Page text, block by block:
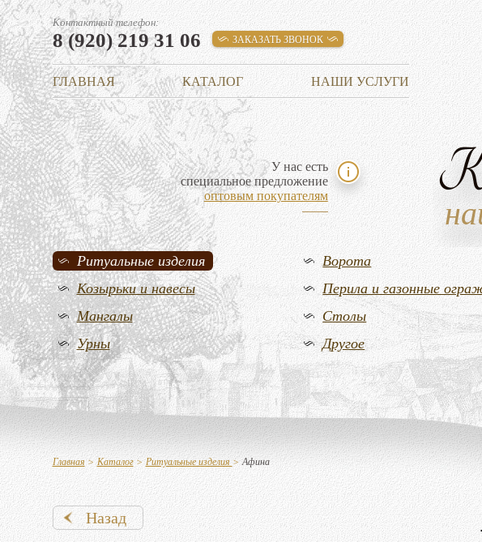
Контактный телефон:
8 (920) 219 31 06 ЗАКАЗАТЬ ЗВОНОК
ГЛАВНАЯ КАТАЛОГ НАШИ УСЛУГИ
У нас есть
специальное предложение
оптовым покупателям
Ритуальные изделия Ворота
Козырьки и навесы
Перила и газонные
Мангалы
Столы
Урны
Другое
Главная> Каталог> Ритуальные изделия > Афина
Назад